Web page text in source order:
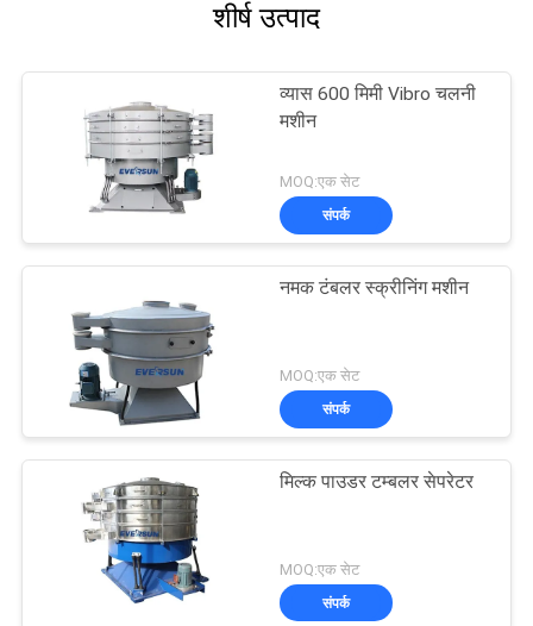
शीर्ष उत्पाद
व्यास 600 मिमी Vibro चलनी
मशीन
MOQ:एक सेट
संपर्क
नमक टंबलर स्क्रीनिंग मशीन
MOQ:एक सेट
संपर्क
मिल्क पाउडर टम्बलर सेपरेटर
MOQ:एक सेट
संपर्क